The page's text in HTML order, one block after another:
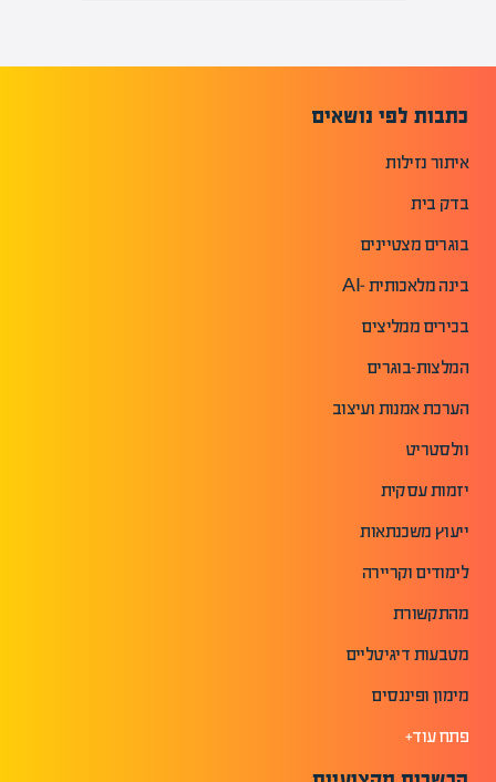
כתבות לפי נושאים
איתור נזילות
בדק בית
בוגרים מצטיינים
בינה מלאכותית -AI
בכירים ממליצים
המלצות-בוגרים
הערכת אמנות ועיצוב
וולסטריט
יזמות עסקית
ייעוץ משכנתאות
לימודים וקריירה
מהתקשורת
מטבעות דיגיטליים
מימון ופיננסים
פתח עוד+